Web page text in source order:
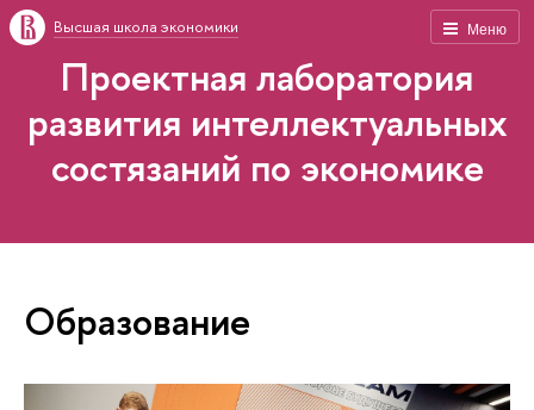
Меню
Высшая школа экономики
Проектная лаборатория
развития интеллектуальных
состязаний по экономике
Образование